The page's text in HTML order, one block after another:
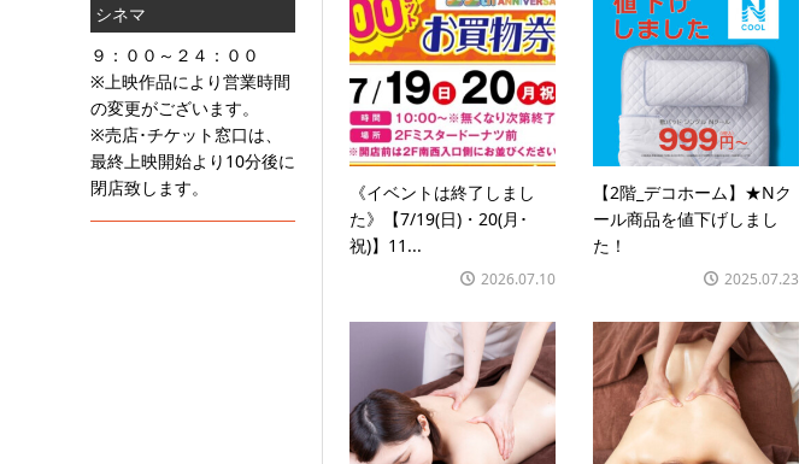
《イベントは終了しまし
た》【7/19(日)・20(月･
祝)】11...
2026.07.10
【2階_デコホーム】★Nク
ール商品を値下げしまし
た！
2025.07.23
シネマ
９：００～２４：００
※上映作品により営業時間
の変更がございます。
※売店･チケット窓口は、
最終上映開始より10分後に
閉店致します。